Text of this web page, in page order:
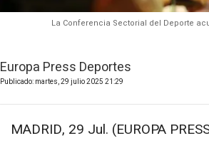
La Conferencia Sectorial del Deporte
Europa Press Deportes
Publicado: martes, 29 julio 2025 21:29
MADRID, 29 Jul. (EUROPA